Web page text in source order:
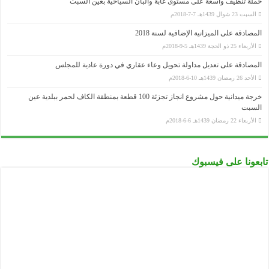
السبت 23 شوال 1439هـ 7-7-2018م
المصادقة على الميزانية الإضافية لسنة 2018
الأربعاء 25 ذو الحجة 1439هـ 5-9-2018م
المصادقة على تعديل مداولة تحويل وعاء عقاري في دورة عادية للمجلس
الأحد 26 رمضان 1439هـ 10-6-2018م
خرجة ميدانية حول مشروع انجاز تجزئة 100 قطعة بمنطقة الكاف لحمر ببلدية عين
السبت
الأربعاء 22 رمضان 1439هـ 6-6-2018م
تابعونا على فيسبوك